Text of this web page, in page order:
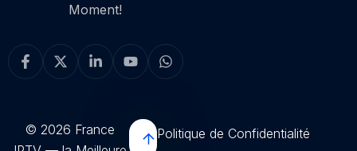
Moment!
© 2026 France
Politique de Confidentialité